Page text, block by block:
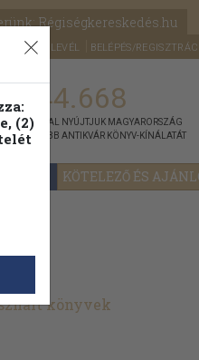
Régiségkereskedés.hu
HÍRLEVÉL BELÉPÉS/
KÖTELEZŐ ÉS
NYÚJTJUK MAGYARORSZÁG
ANTIKVÁR KÖNYV-KÍNÁLATÁT
könyvek
(2)